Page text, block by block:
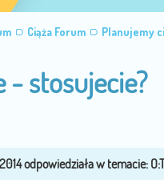
Ciąża Forum Planujemy
- stosujecie?